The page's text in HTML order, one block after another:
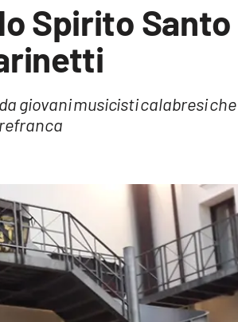
Spirito Santo
giovani musicisti calabresi che